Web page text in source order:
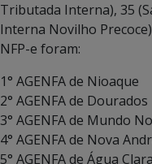
Tributada Interna), 35
Interna Novilho
NFP-e foram:
1° AGENFA de Nioaque
2° AGENFA de Dourados
3° AGENFA de Mundo
4° AGENFA de Nova
5° AGENFA de Água Clara